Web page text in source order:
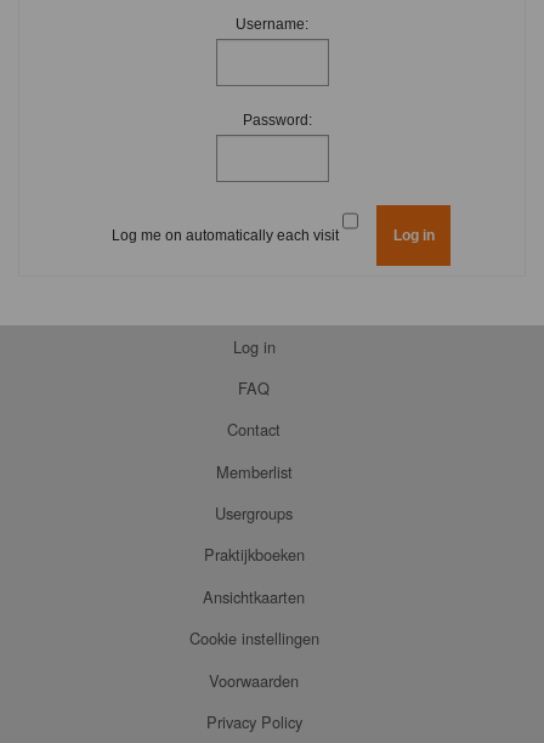
Username:
Password:
Log me on automatically each visit
Log in
FAQ
Contact
Memberlist
Usergroups
Praktijkboeken
Ansichtkaarten
Cookie instellingen
Voorwaarden
Privacy Policy